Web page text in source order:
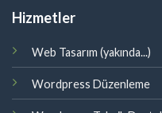
Hizmetler
Web Tasarım (yakında...)
Wordpress Düzenleme